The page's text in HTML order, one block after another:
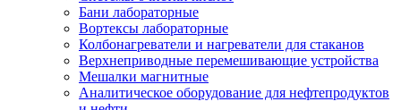
Бани лабораторные
Вортексы лабораторные
Колбонагреватели и нагреватели для стаканов
Верхнеприводные перемешивающие устройства
Мешалки магнитные
Аналитическое оборудование для нефтепродуктов